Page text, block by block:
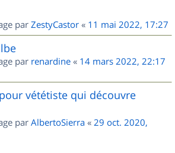
par ZestyCastor « 11 mai 2022, 17:27
par renardine « 14 mars 2022, 22:17
vététiste qui découvre
par AlbertoSierra « 29 oct. 2020,